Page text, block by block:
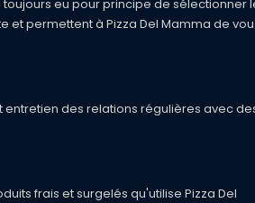
eu pour principe de sélectionner
et permettent à Pizza Del Mamma de
entretien des relations régulières avec
frais et surgelés qu'utilise Pizza Del